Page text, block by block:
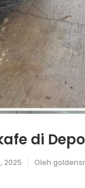
di
2025 Oleh